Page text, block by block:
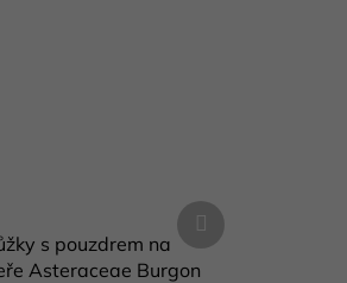
s pouzdrem na
Asteraceae Burgon
Další
produkt